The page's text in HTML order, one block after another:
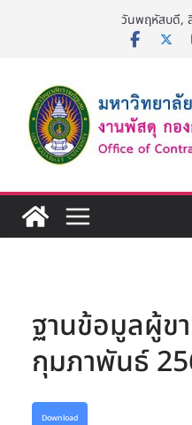
วันพฤหัสบดี,
ฐานข้อมูลผู้ข
กุมภาพันธ์
Download